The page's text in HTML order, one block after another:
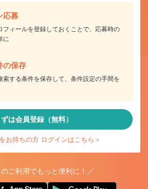
応募
フィールを登録しておくことで、応募時の
に
の保存
索する条件を保存して、条件設定の手間を
ずは会員登録（無料）
お持ちの方 ログインはこちら＞
ご利用でもっと便利に！／